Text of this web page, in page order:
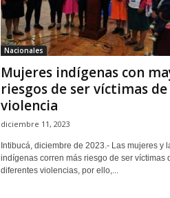
Nacionales
Mujeres indígenas con
riesgos de ser víctimas de
violencia
diciembre 11, 2023
Intibucá, diciembre de 2023.- Las mujeres y
indígenas corren más riesgo de ser víctimas
diferentes violencias, por ello,...